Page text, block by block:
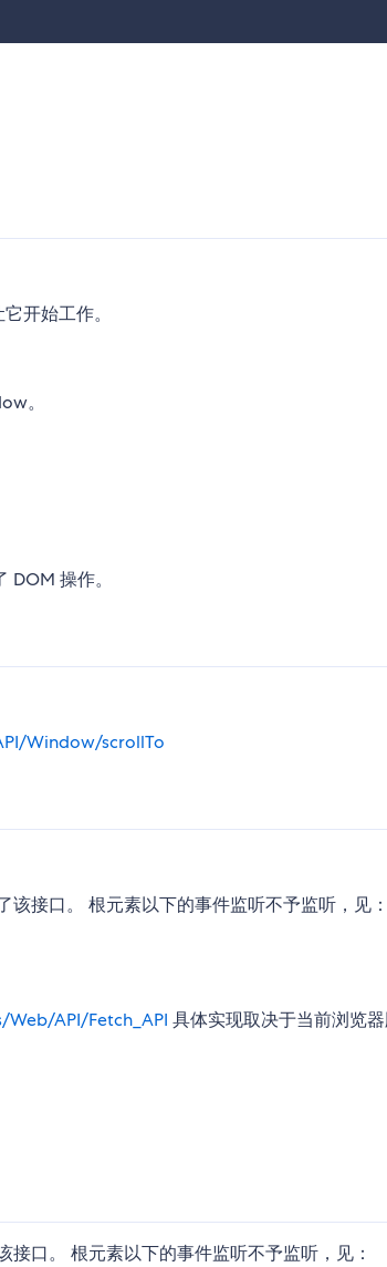
开始工作。
。
操作。
Window/scrollTo
接口。 根元素以下的事件监听不予监听，见
API/Fetch_API 具体实现取决于当前浏览
口。 根元素以下的事件监听不予监听，见：